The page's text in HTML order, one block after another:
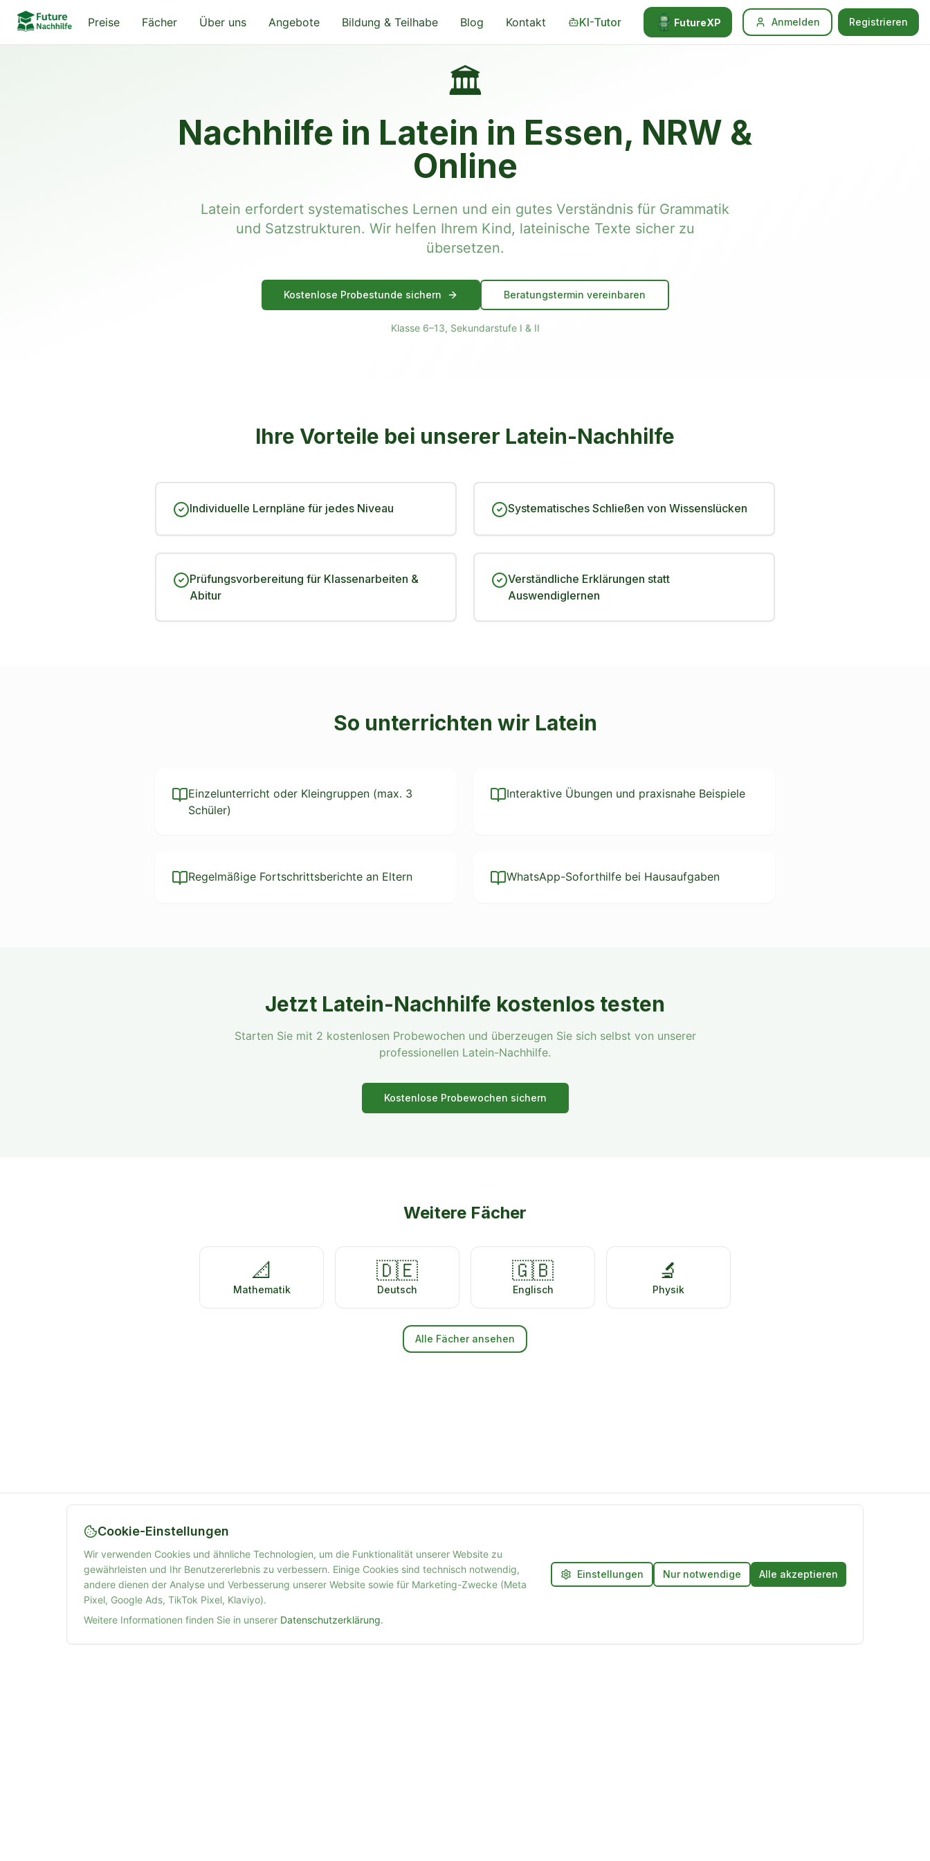
Preise Fächer Über uns Angebote Bildung & Teilhabe Blog Kontakt KI-Tutor FutureXP Anmelden Registrieren
🏛️
Nachhilfe in Latein in Essen, NRW &
Online
Latein erfordert systematisches Lernen und ein gutes Verständnis für Grammatik
und Satzstrukturen. Wir helfen Ihrem Kind, lateinische Texte sicher zu
übersetzen.
Kostenlose Probestunde sichern Beratungstermin vereinbaren
Klasse 6–13, Sekundarstufe I & II
Ihre Vorteile bei unserer Latein-Nachhilfe
Individuelle Lernpläne für jedes Niveau Systematisches Schließen von Wissenslücken
Prüfungsvorbereitung für Klassenarbeiten &
Abitur
Verständliche Erklärungen statt
Auswendiglernen
So unterrichten wir Latein
Einzelunterricht oder Kleingruppen (max. 3
Schüler)
Interaktive Übungen und praxisnahe Beispiele
Regelmäßige Fortschrittsberichte an Eltern WhatsApp-Soforthilfe bei Hausaufgaben
Jetzt Latein-Nachhilfe kostenlos testen
Starten Sie mit 2 kostenlosen Probewochen und überzeugen Sie sich selbst von unserer
professionellen Latein-Nachhilfe.
Kostenlose Probewochen sichern
Weitere Fächer
📐
Mathematik
🇩🇪
Deutsch
🇬🇧
Englisch
🔬
Physik
Alle Fächer ansehen
Cookie-Einstellungen
Wir verwenden Cookies und ähnliche Technologien, um die Funktionalität unserer Website zu
gewährleisten und Ihr Benutzererlebnis zu verbessern. Einige Cookies sind technisch notwendig,
andere dienen der Analyse und Verbesserung unserer Website sowie für Marketing-Zwecke (Meta
Pixel, Google Ads, TikTok Pixel, Klaviyo).
Weitere Informationen finden Sie in unserer Datenschutzerklärung.
Einstellungen Nur notwendige Alle akzeptieren